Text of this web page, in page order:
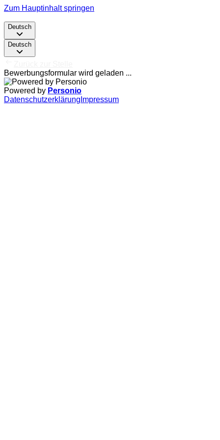
Zum Hauptinhalt springen
Deutsch
Deutsch
Bewerbungsformular wird geladen ...
Powered by Personio
Datenschutzerklärung Impressum